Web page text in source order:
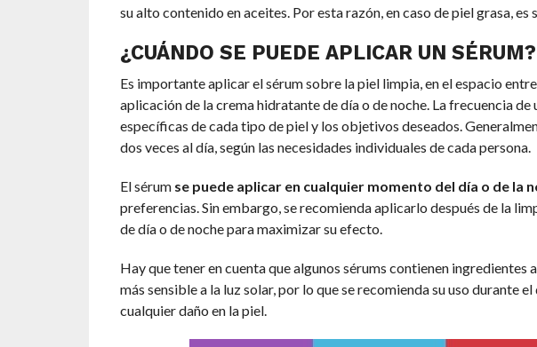
su alto contenido en aceites. Por esta razón, en caso de piel grasa, es
¿CUÁNDO SE PUEDE APLICAR UN SÉRUM?
Es importante aplicar el sérum sobre la piel limpia, en el espacio
aplicación de la crema hidratante de día o de noche. La frecuencia de
específicas de cada tipo de piel y los objetivos deseados.
dos veces al día, según las necesidades individuales de cada persona.
El sérum se puede aplicar en cualquier momento del día o de la
preferencias. Sin embargo, se recomienda aplicarlo después de la
de día o de noche para maximizar su efecto.
Hay que tener en cuenta que algunos sérums contienen ingredientes
más sensible a la luz solar, por lo que se recomienda su uso durante
cualquier daño en la piel.